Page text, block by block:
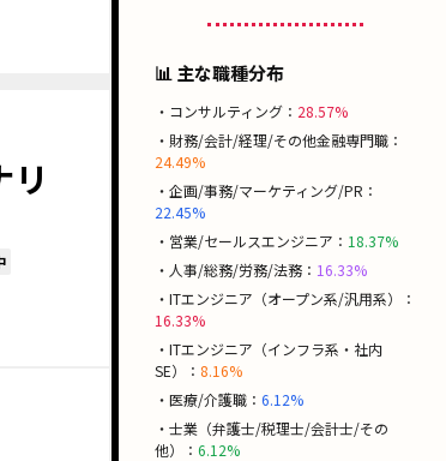
📊 主な職種分布
・コンサルティング： 28.57%
・財務/会計/経理/その他金融専門職：
24.49%
・企画/事務/マーケティング/PR：
22.45%
・営業/セールスエンジニア： 18.37%
・人事/総務/労務/法務： 16.33%
・ITエンジニア（オープン系/汎用系）：
16.33%
・ITエンジニア（インフラ系・社内
SE）： 8.16%
・医療/介護職： 6.12%
・士業（弁護士/税理士/会計士/その
他）： 6.12%